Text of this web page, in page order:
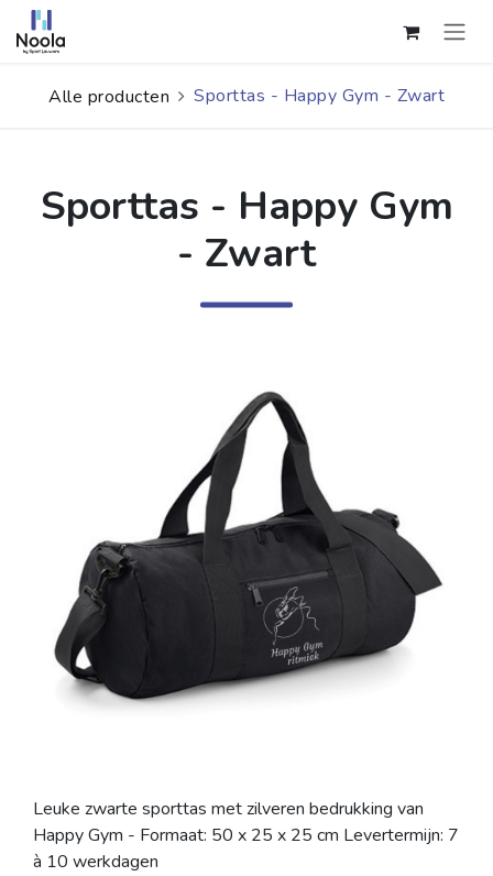
Overslaan naar inhoud
Alle producten Sporttas - Happy Gym - Zwart
Sporttas - Happy Gym
- Zwart
Leuke zwarte sporttas met zilveren bedrukking van
Happy Gym - Formaat: 50 x 25 x 25 cm Levertermijn: 7
à 10 werkdagen